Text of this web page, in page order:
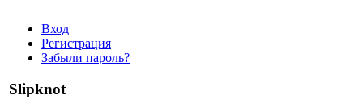
Вход
Регистрация
Забыли пароль?
Slipknot